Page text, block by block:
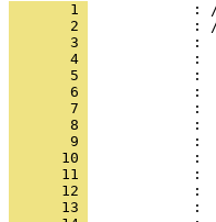
       1
:
       2
       3
       4
       5
       6
       7
       8
       9
      10
      11
      12
      13